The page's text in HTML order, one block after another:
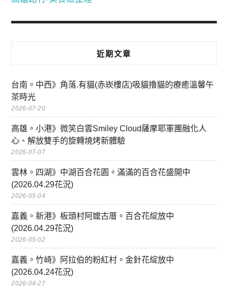
近期文章
台南。中西》角落.有貓(赤崁樓店)吸貓擼貓的療癒溫馨午
茶時光
2026-07-20
高雄。小港》微笑白雲Smiley Cloud薩摩耶軍團融化人
心、解放雙手的旋轉燒烤新體驗
2026-07-07
雲林。四湖》中湖百合花園。滿滿的百合花盛開中
(2026.04.29花況)
2026-05-04
嘉義。新港》板頭村阿嬤古厝。百合花綻放中
(2026.04.29花況)
2026-05-02
嘉義。竹崎》阿拉伯的粉紅村。金針花綻放中
(2026.04.24花況)
2026-04-27